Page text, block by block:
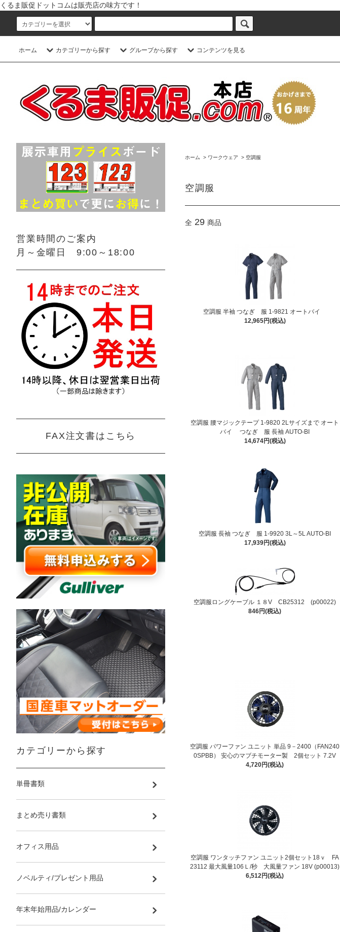
くるま販促ドットコムは販売店の味方です！
ホーム カテゴリーから探す グループから探す コンテンツを見る
ホーム > ワークウェア > 空調服
空調服
全 29 商品
空調服 半袖 つなぎ 服 1-9821 オートバイ
12,965円(税込)
空調服 腰マジックテープ 1-9820 2Lサイズまで オート
バイ つなぎ 服 長袖 AUTO-BI
14,674円(税込)
空調服 長袖 つなぎ 服 1-9920 3L～5L AUTO-BI
17,939円(税込)
空調服ロングケーブル １８V CB25312 (p00022)
846円(税込)
空調服 パワーファン ユニット 単品 9－2400（FAN240
0SPBB） 安心のマブチモーター製 2個セット 7.2V
4,720円(税込)
空調服 ワンタッチファン ユニット2個セット18ｖ FA
23112 最大風量106Ｌ/秒 大風量ファン 18V (p00013)
6,512円(税込)
営業時間のご案内
月～金曜日 9:00～18:00
FAX注文書はこちら
カテゴリーから探す
単冊書類
まとめ売り書類
オフィス用品
ノベルティ/プレゼント用品
年末年始用品/カレンダー